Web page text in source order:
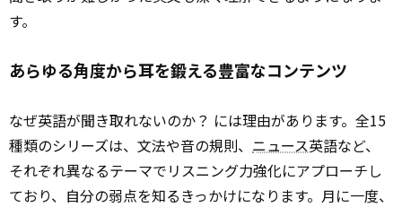
す。
あらゆる角度から耳を鍛える豊富なコンテンツ
なぜ英語が聞き取れないのか？ には理由があります。全15
種類のシリーズは、文法や音の規則、 ニュース英語など、
それぞれ異なるテーマでリスニング力強化にアプローチし
ており、自分の弱点を知るきっかけになります。月に一度、